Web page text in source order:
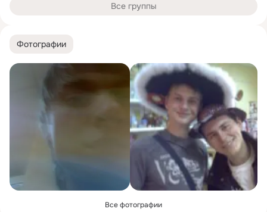
Фотографии
Все фотографии
Все группы